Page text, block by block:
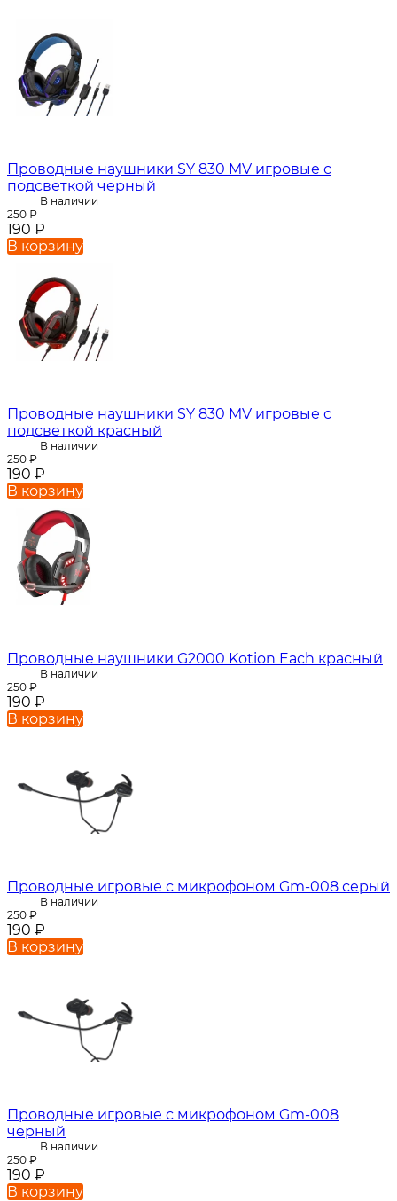
Проводные наушники SY 830 MV игровые с
подсветкой черный
В наличии
250 ₽
190 ₽
В корзину
Проводные наушники SY 830 MV игровые с
подсветкой красный
В наличии
250 ₽
190 ₽
В корзину
Проводные наушники G2000 Kotion Each красный
В наличии
250 ₽
190 ₽
В корзину
Проводные игровые с микрофоном Gm-008 серый
В наличии
250 ₽
190 ₽
В корзину
Проводные игровые с микрофоном Gm-008
черный
В наличии
250 ₽
190 ₽
В корзину